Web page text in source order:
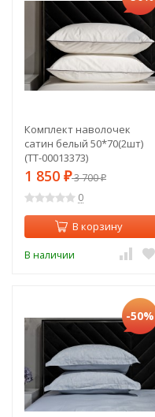
Комплект наволочек
сатин белый 50*70(2шт)
(TT-00013373)
1 850 ₽3 700₽
0
В корзину
В наличии
-50%